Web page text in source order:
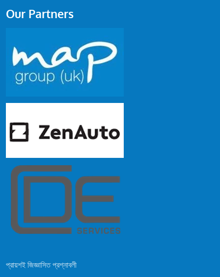
প্রায়শই জিজ্ঞাসিত প্রশ্নাবলী
Our Partners